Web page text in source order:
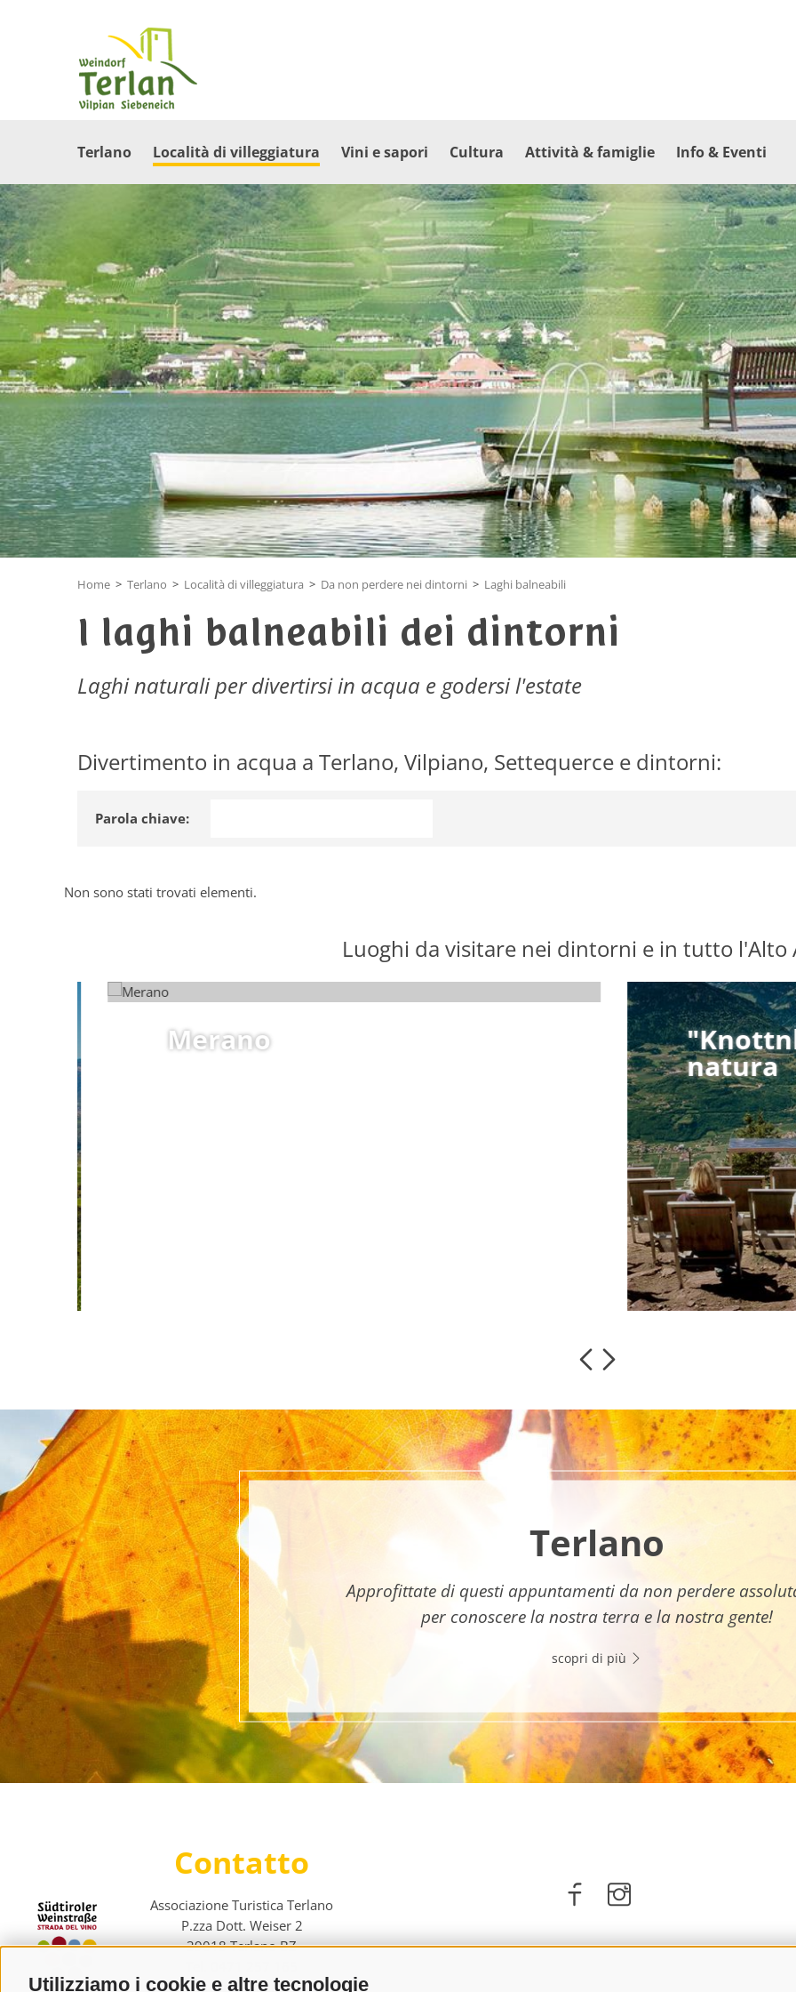
Utilizziamo i cookie e altre tecnologie
Terlano Località di villeggiatura Vini e sapori Cultura Attività & famiglie Info & Eventi
Home > Terlano > Località di villeggiatura > Da non perdere nei dintorni > Laghi balneabili
I laghi balneabili dei dintorni
Laghi naturali per divertirsi in acqua e godersi l'estate
Divertimento in acqua a Terlano, Vilpiano, Settequerce e dintorni:
Parola chiave:
Non sono stati trovati elementi.
Luoghi da visitare nei dintorni e in tutto l'Alto
Merano
Merano
natura
natura
scopri di
Terlano
Approfittate di questi appuntamenti da non perdere
per conoscere la nostra terra e la nostra gente!
scopri di più
Contatto
Associazione Turistica Terlano
P.zza Dott. Weiser 2
39018 Terlano BZ
info@terlan.info